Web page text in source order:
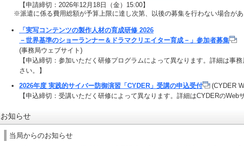
【申請締切：2026年12月18日（金）15:00】
※派遣に係る費用総額が予算上限に達し次第、以後の募集を行わない場合があ
「実写コンテンツの製作人材の育成研修 2026
－世界基準のショーランナー＆ドラマクリエイター育成－」参加者募集
(事務局ウェブサイト)
【申込締切：参加いただく研修プログラムによって異なります。詳細は事
さい。】
2026年度 実践的サイバー防御演習「CYDER」受講の申込受付
(CYDER
【申込締切：受講いただく研修によって異なります。詳細はCYDERのWeb
お知らせ
当局からのお知らせ